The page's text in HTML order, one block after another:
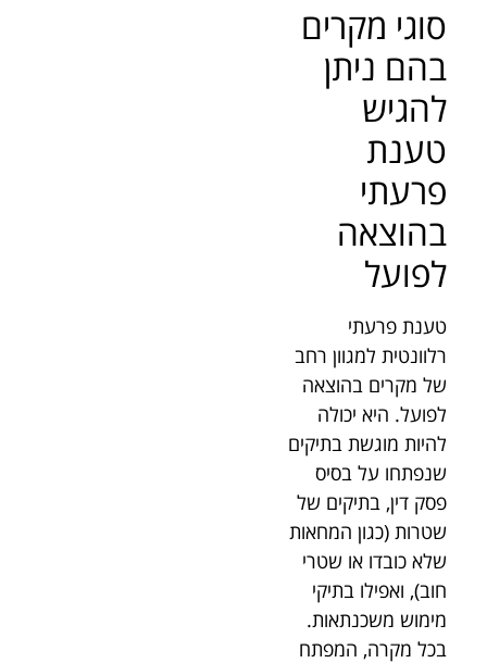
סוגי מקרים
בהם ניתן
להגיש
טענת
פרעתי
בהוצאה
לפועל
טענת פרעתי
רלוונטית למגוון רחב
של מקרים בהוצאה
לפועל. היא יכולה
להיות מוגשת בתיקים
שנפתחו על בסיס
פסק דין, בתיקים של
שטרות (כגון המחאות
שלא כובדו או שטרי
חוב), ואפילו בתיקי
מימוש משכנתאות.
בכל מקרה, המפתח